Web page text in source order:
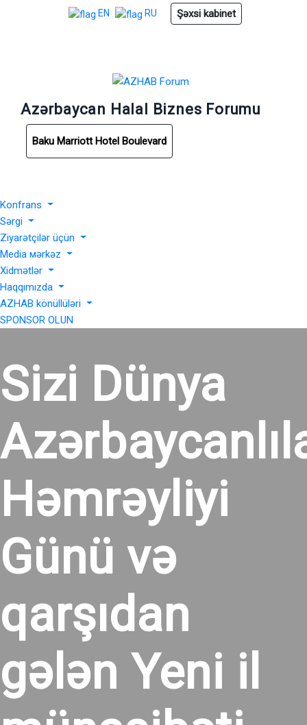
EN RU Şəxsi kabinet
Azərbaycan Halal Biznes Forumu
Baku Marriott Hotel Boulevard
Konfrans
Sərgi
Ziyarətçilər üçün
Media мərkəz
Xidmətlər
Haqqımızda
AZHAB könüllüləri
SPONSOR OLUN
Sizi Dünya
Həmrəyliyi
Günü və
qarşıdan
gələn Yeni il